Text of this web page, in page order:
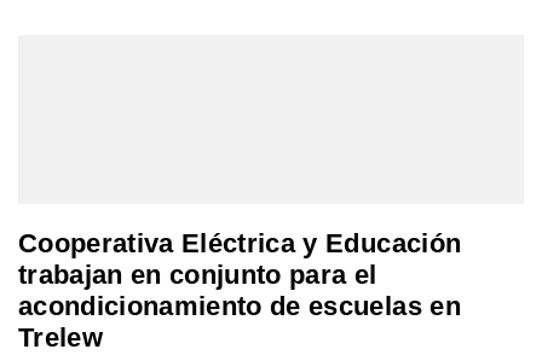
Cooperativa Eléctrica y Educación
trabajan en conjunto para el
acondicionamiento de escuelas en
Trelew